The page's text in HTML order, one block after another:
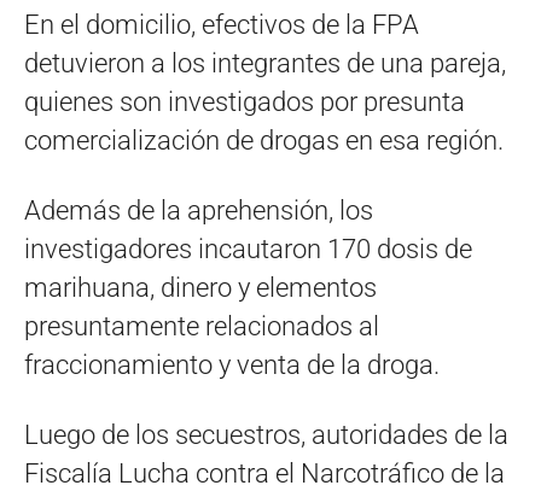
En el domicilio, efectivos de la FPA
detuvieron a los integrantes de una pareja,
quienes son investigados por presunta
comercialización de drogas en esa región.
Además de la aprehensión, los
investigadores incautaron 170 dosis de
marihuana, dinero y elementos
presuntamente relacionados al
fraccionamiento y venta de la droga.
Luego de los secuestros, autoridades de la
Fiscalía Lucha contra el Narcotráfico de la